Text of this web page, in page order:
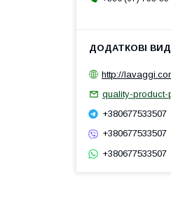
http://
quality-product-
+380677533507
+380677533507
+380677533507